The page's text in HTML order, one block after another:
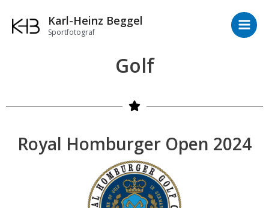
Inhalt
springen
Karl-Heinz Beggel
Sportfotograf
Main
Golf
Royal Homburger Open 2024